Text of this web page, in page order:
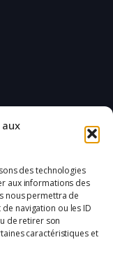
des technologies
aux informations des
nous permettra de
navigation ou les ID
de retirer son
caractéristiques et